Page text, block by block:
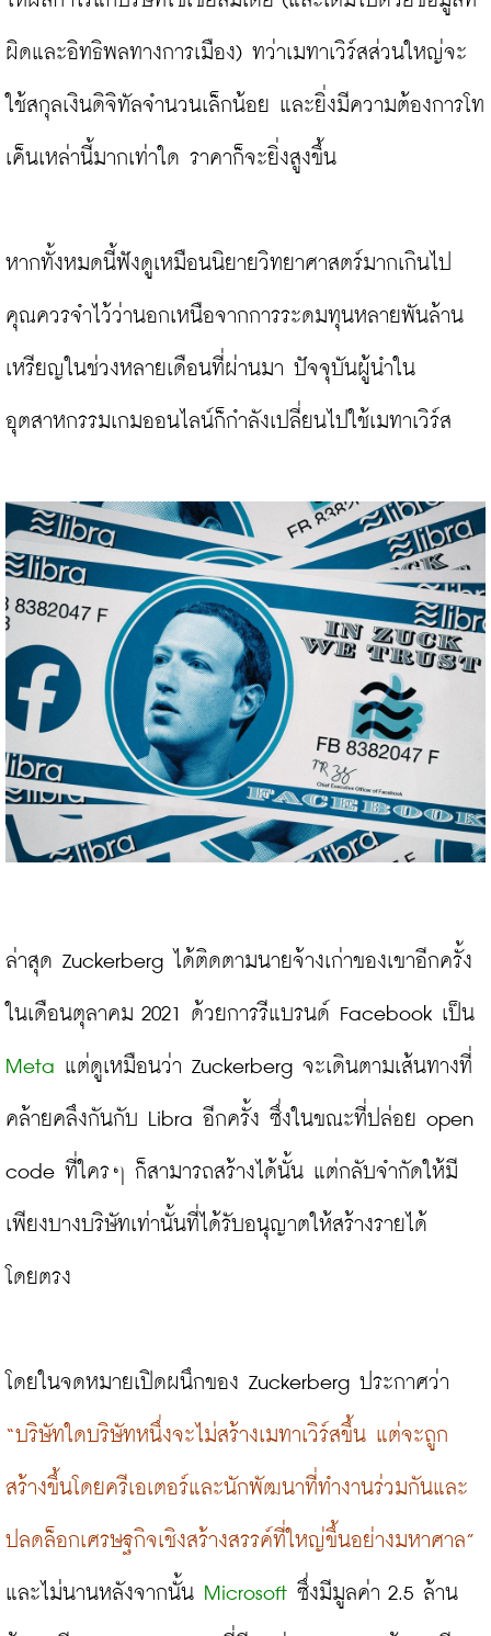
ผิดและอิทธิพลทางการเมือง) ทว่าเมทาเวิร์สส่วนใหญ่จะ
ใช้สกุลเงินดิจิทัลจำนวนเล็กน้อย และยิ่งมีความต้องการโท
เค็นเหล่านี้มากเท่าใด ราคาก็จะยิ่งสูงขึ้น
หากทั้งหมดนี้ฟังดูเหมือนนิยายวิทยาศาสตร์มากเกินไป
คุณควรจำไว้ว่านอกเหนือจากการระดมทุนหลายพันล้าน
เหรียญในช่วงหลายเดือนที่ผ่านมา ปัจจุบันผู้นำใน
อุตสาหกรรมเกมออนไลน์ก็กำลังเปลี่ยนไปใช้เมทาเวิร์ส
ล่าสุด Zuckerberg ได้ติดตามนายจ้างเก่าของเขาอีกครั้ง
Meta แต่ดูเหมือนว่า Zuckerberg จะเดินตามเส้นทางที่
คล้ายคลึงกันกับ Libra อีกครั้ง ซึ่งในขณะที่ปล่อย open
code ที่ใครๆ ก็สามารถสร้างได้นั้น แต่กลับจำกัดให้มี
เพียงบางบริษัทเท่านั้นที่ได้รับอนุญาตให้สร้างรายได้
โดยตรง
โดยในจดหมายเปิดผนึกของ Zuckerberg ประกาศว่า
“บริษัทใดบริษัทหนึ่งจะไม่สร้างเมทาเวิร์สขึ้น แต่จะถูก
สร้างขึ้นโดยครีเอเตอร์และนักพัฒนาที่ทำงานร่วมกันและ
ปลดล็อกเศรษฐกิจเชิงสร้างสรรค์ที่ใหญ่ขึ้นอย่างมหาศาล”
และไม่นานหลังจากนั้น Microsoft ซึ่งมีมูลค่า 2.5 ล้าน